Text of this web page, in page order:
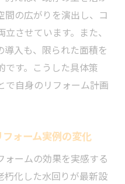
間の広がりを演出し、コ
させています。また、
導入も、限られた面積を
です。こうした具体策
で自身のリフォーム計画
ォーム実例の変化
ォームの効果を実感する
朽化した水回りが最新設